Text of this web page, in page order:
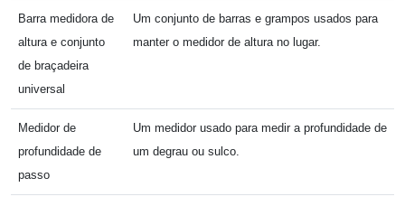
Barra medidora de
altura e conjunto
de braçadeira
universal
Um conjunto de barras e grampos usados ​​para
manter o medidor de altura no lugar.
Medidor de
profundidade de
passo
Um medidor usado para medir a profundidade de
um degrau ou sulco.